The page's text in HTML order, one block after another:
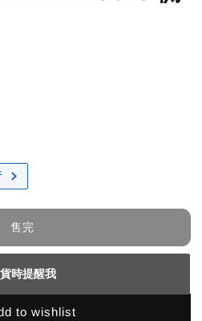
售完
時提醒我
to wishlist